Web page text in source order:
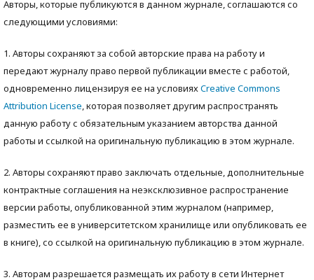
Авторы, которые публикуются в данном журнале, соглашаются со
следующими условиями:
1. Авторы сохраняют за собой авторские права на работу и
передают журналу право первой публикации вместе с работой,
одновременно лицензируя ее на условияхCreative Commons
Attribution License, которая позволяет другим распространять
данную работу с обязательным указанием авторства данной
работы и ссылкой на оригинальную публикацию в этом журнале.
2. Авторы сохраняют право заключать отдельные, дополнительные
контрактные соглашения на неэксклюзивное распространение
версии работы, опубликованной этим журналом (например,
разместить ее в университетском хранилище или опубликовать ее
в книге), со ссылкой на оригинальную публикацию в этом журнале.
3. Авторам разрешается размещать их работу в сети Интернет